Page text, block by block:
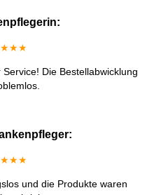
Die Bestellabwicklung
und die Produkte waren